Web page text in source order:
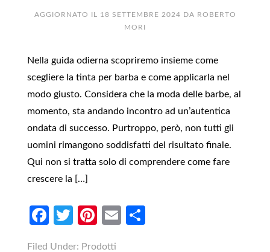
AGGIORNATO IL 18 SETTEMBRE 2024 DA ROBERTO
MORI
Nella guida odierna scopriremo insieme come
scegliere la tinta per barba e come applicarla nel
modo giusto. Considera che la moda delle barbe, al
momento, sta andando incontro ad un’autentica
ondata di successo. Purtroppo, però, non tutti gli
uomini rimangono soddisfatti del risultato finale.
Qui non si tratta solo di comprendere come fare
crescere la […]
Facebook
Twitter
Pinterest
Email
Filed Under: Prodotti